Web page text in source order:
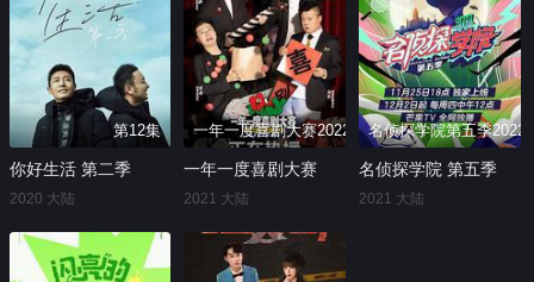
第12集
你好生活 第二季
2020 大陆
一年一度喜剧大赛2022.01.07期-上
一年一度喜剧大赛
2021 大陆
名侦探学院第五季
名侦探学院 第五季
2021 大陆